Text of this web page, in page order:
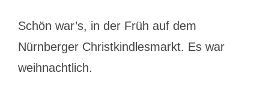
Schön war’s, in der Früh auf dem
Nürnberger Christkindlesmarkt. Es war
weihnachtlich.